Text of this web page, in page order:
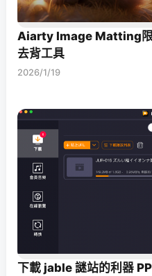
Aiarty Image Matting限
去背工具
2026/1/19
下載 jable 謎站的利器